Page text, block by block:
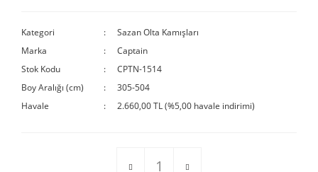
Kategori
Sazan Olta Kamışları
Marka
Captain
Stok Kodu
CPTN-1514
Boy Aralığı (cm)
305-504
Havale
2.660,00 TL (%5,00 havale indirimi)